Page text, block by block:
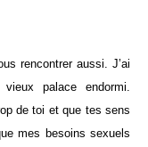
rencontrer aussi. J’ai
palace endormi.
de toi et que tes sens
mes besoins sexuels